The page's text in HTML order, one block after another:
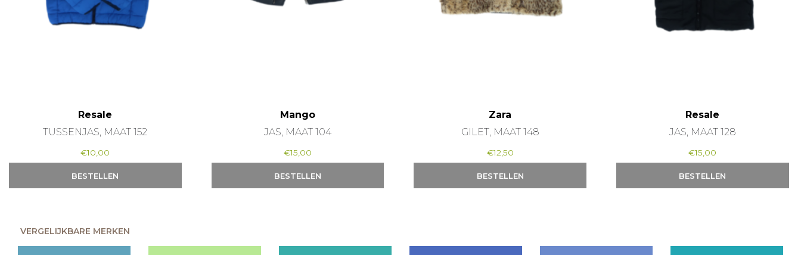
Resale
TUSSENJAS, MAAT 152
€10,00
BESTELLEN
Mango
JAS, MAAT 104
€15,00
BESTELLEN
Zara
GILET, MAAT 148
€12,50
BESTELLEN
Resale
JAS, MAAT 128
€15,00
BESTELLEN
VERGELIJKBARE MERKEN